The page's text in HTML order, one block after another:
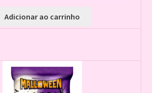
Adicionar ao carrinho